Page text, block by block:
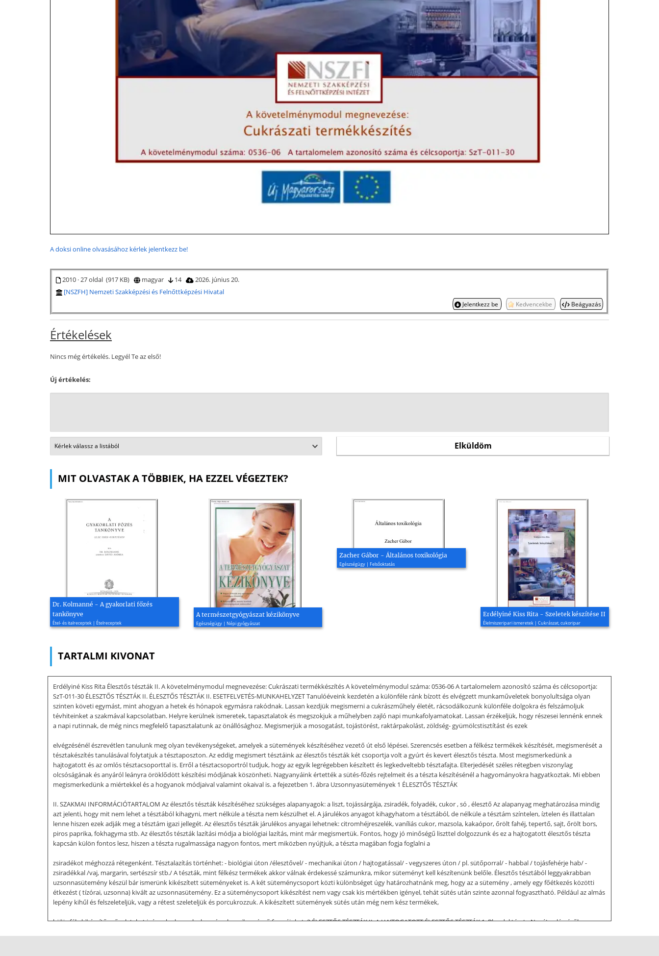
A doksi online olvasásához kérlek jelentkezz be!
2010 · 27 oldal (917 KB) magyar 14
2026. június 20.
[NSZFH] Nemzeti Szakképzési és Felnőttképzési Hivatal
Jelentkezz be Kedvencekbe Beágyazás
Értékelések
Nincs még értékelés. Legyél Te az első!
Új értékelés:
MIT OLVASTAK A TÖBBIEK, HA EZZEL VÉGEZTEK?
Dr. Kolmanné - A gyakorlati főzés
tankönyve
Étel- és italreceptek | Ételreceptek
A természetgyógyászat kézikönyve
Egészségügy | Népi gyógyászat
Zacher Gábor - Általános toxikológia
Egészségügy | Felsőoktatás
Erdélyiné Kiss Rita - Szeletek készítése II
Élelmiszeripari ismeretek | Cukrászat, cukoripar
TARTALMI KIVONAT
Erdélyiné Kiss Rita Élesztős tészták II. A követelménymodul megnevezése: Cukrászati termékkészítés A követelménymodul száma: 0536-06 A tartalomelem azonosító száma és célcsoportja:
SzT-011-30 ÉLESZTŐS TÉSZTÁK II. ÉLESZTŐS TÉSZTÁK II. ESETFELVETÉS-MUNKAHELYZET Tanulóéveink kezdetén a különféle ránk bízott és elvégzett munkaműveletek bonyolultsága olyan
szinten követi egymást, mint ahogyan a hetek és hónapok egymásra rakódnak. Lassan kezdjük megismerni a cukrászműhely életét, rácsodálkozunk különféle dolgokra és felszámoljuk
tévhiteinket a szakmával kapcsolatban. Helyre kerülnek ismeretek, tapasztalatok és megszokjuk a műhelyben zajló napi munkafolyamatokat. Lassan érzékeljük, hogy részesei lennénk ennek
a napi rutinnak, de még nincs megfelelő tapasztalatunk az önállósághoz. Megismerjük a mosogatást, tojástörést, raktárpakolást, zöldség- gyümölcstisztítást és ezek
elvégzésénél észrevétlen tanulunk meg olyan tevékenységeket, amelyek a sütemények készítéséhez vezető út első lépései. Szerencsés esetben a félkész termékek készítését, megismerését a
tésztakészítés tanulásával folytatjuk a tésztaposzton. Az eddig megismert tésztáink az élesztős tészták két csoportja volt a gyúrt és kevert élesztős tészta. Most megismerkedünk a
hajtogatott és az omlós tésztacsoporttal is. Erről a tésztacsoportról tudjuk, hogy az egyik legrégebben készített és legkedveltebb tésztafajta. Elterjedését széles rétegben viszonylag
olcsóságának és anyáról leányra öröklődött készítési módjának köszönheti. Nagyanyáink értették a sütés-főzés rejtelmeit és a tészta készítésénél a hagyományokra hagyatkoztak. Mi ebben
megismerkedünk a miértekkel és a hogyanok módjaival valamint okaival is. a fejezetben 1. ábra Uzsonnyasütemények 1 ÉLESZTŐS TÉSZTÁK
II. SZAKMAI INFORMÁCIÓTARTALOM Az élesztős tészták készítéséhez szükséges alapanyagok: a liszt, tojássárgája, zsiradék, folyadék, cukor , só , élesztő Az alapanyag meghatározása mindig
azt jelenti, hogy mit nem lehet a tésztából kihagyni, mert nélküle a tészta nem készülhet el. A járulékos anyagot kihagyhatom a tésztából, de nélküle a tésztám színtelen, íztelen és illattalan
lenne hiszen ezek adják meg a tésztám igazi jellegét. Az élesztős tészták járulékos anyagai lehetnek: citromhéjreszelék, vaníliás cukor, mazsola, kakaópor, őrölt fahéj, tepertő, sajt, őrölt bors,
piros paprika, fokhagyma stb. Az élesztős tészták lazítási módja a biológiai lazítás, mint már megismertük. Fontos, hogy jó minőségű liszttel dolgozzunk és ez a hajtogatott élesztős tészta
kapcsán külön fontos lesz, hiszen a tészta rugalmassága nagyon fontos, mert miközben nyújtjuk, a tészta magában fogja foglalni a
zsiradékot méghozzá rétegenként. Tésztalazítás történhet: - biológiai úton /élesztővel/ - mechanikai úton / hajtogatással/ - vegyszeres úton / pl. sütőporral/ - habbal / tojásfehérje hab/ -
zsiradékkal /vaj, margarin, sertészsír stb./ A tészták, mint félkész termékek akkor válnak érdekessé számunkra, mikor süteményt kell készítenünk belőle. Élesztős tésztából leggyakrabban
uzsonnasütemény készül bár ismerünk kikészített süteményeket is. A két süteménycsoport közti különbséget úgy határozhatnánk meg, hogy az a sütemény , amely egy főétkezés közötti
étkezést ( tízórai, uzsonna) kivált az uzsonnasütemény. Ez a süteménycsoport kikészítést nem vagy csak kis mértékben igényel, tehát sütés után szinte azonnal fogyasztható. Például az almás
lepény kihűl és felszeleteljük, vagy a rétest szeleteljük és porcukrozzuk. A kikészített sütemények sütés után még nem kész termékek,
különféle kikészítő műveleteket igényelnek amelyek során elnyerik a végső formájukat. 2 ÉLESZTŐS TÉSZTÁK II. A HAJTOGATOTT ÉLESZTŐS TÉSZTÁK 1. Blundel tészta Nevét valószínűleg a